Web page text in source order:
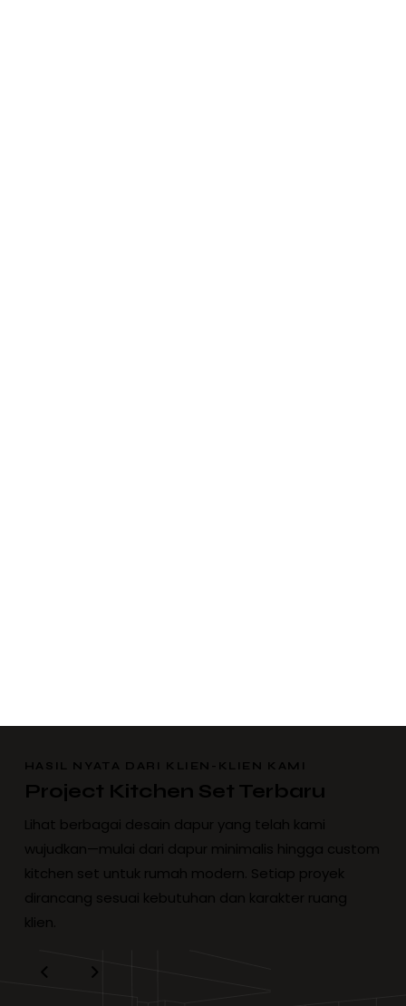
HASIL NYATA DARI KLIEN-KLIEN KAMI
Project Kitchen Set Terbaru
Lihat berbagai desain dapur yang telah kami
wujudkan—mulai dari dapur minimalis hingga custom
kitchen set untuk rumah modern. Setiap proyek
dirancang sesuai kebutuhan dan karakter ruang
klien.